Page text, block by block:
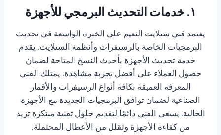
١. خدمات التحديث البرمجي للأجهزة
يعتمد فني ستلايت النعيم على الخبرة الواسعة في تحديث
البرمجيات الخاصة بالرسيفرات وأنظمة الستلايت. يقدم
خدمة تحديث الأجهزة بأحدث النسخ المتاحة لضمان
حصول العملاء على أفضل تجربة مشاهدة. يمتلك الفني
المعرفة العميقة بكافة أنواع الرسيفرات والأقمار
الصناعية لضمان توافق البرمجيات الجديدة مع الأجهزة
الحالية. يسعى الفني دائمًا لتقديم حلول تقنية مبتكرة تزيد
من كفاءة الأجهزة وتقلل من الأعطال المحتملة.